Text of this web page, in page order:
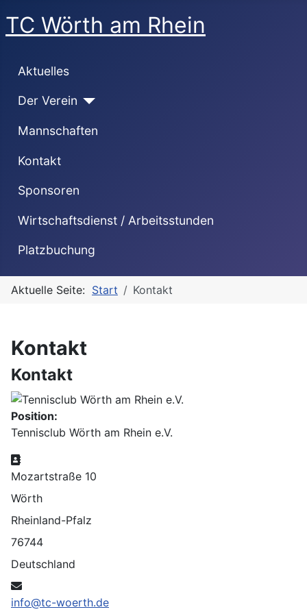
TC Wörth am Rhein
Aktuelles
Der Verein
Mannschaften
Kontakt
Sponsoren
Wirtschaftsdienst / Arbeitsstunden
Platzbuchung
Aktuelle Seite: Start Kontakt
Kontakt
Kontakt
Position:
Tennisclub Wörth am Rhein e.V.
Adresse
Mozartstraße 10
Wörth
Rheinland-Pfalz
76744
Deutschland
E-Mail
info@tc-woerth.de